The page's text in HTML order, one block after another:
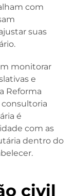
com
suas
monitorar
e
Reforma
consultoria
é
com as
dentro do
civil